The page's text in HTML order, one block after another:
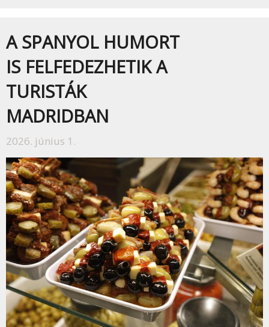
A SPANYOL HUMORT
IS FELFEDEZHETIK A
TURISTÁK
MADRIDBAN
2026. június 1.